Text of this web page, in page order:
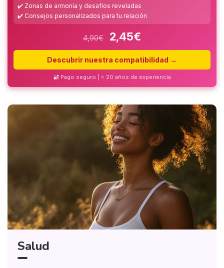
✔️ Zonas de armonía y desafíos reveladas
✔️ Consejos personalizados para tu relación
4,90€ 2,45€
Descubrir nuestra compatibilidad →
🔐 Pago seguro | ⭐ 20 años de experiencia
Salud